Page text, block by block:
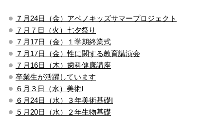
７月24日（金）アベノキッズサマープロジェクト
７月７日（火）七夕祭り
７月17日（金）１学期終業式
７月17日（金）性に関する教育講演会
７月16日（木）歯科健康講座
卒業生が活躍しています
６月３日（水）美術Ⅰ
６月24日（水）３年美術基礎Ⅰ
５月20日（水）２年生物基礎